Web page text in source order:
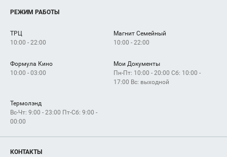
Услуги
Рекламодателям
Как добраться
РЕЖИМ РАБОТЫ
ТРЦ
10:00 - 22:00
Магнит Семейный
10:00 - 22:00
Формула Кино
10:00 - 03:00
Мои Документы
Пн-Пт: 10:00 - 20:00 Сб: 10:00 -
17:00 Вс: выходной
Термолэнд
Вс-Чт: 9:00 - 23:00 Пт-Сб: 9:00 -
00:00
КОНТАКТЫ